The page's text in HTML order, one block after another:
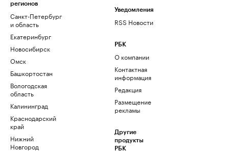
регионов
Санкт-Петербург
и область
Екатеринбург
Новосибирск
Омск
Башкортостан
Вологодская
область
Калининград
Краснодарский
край
Нижний
Новгород
Уведомления
RSS Новости
РБК
О компании
Контактная
информация
Редакция
Размещение
рекламы
Другие
продукты
РБК